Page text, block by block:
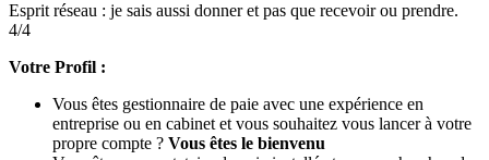
Esprit réseau : je sais aussi donner et pas que recevoir ou prendre.
4/4
Votre Profil :
Vous êtes gestionnaire de paie avec une expérience en
entreprise ou en cabinet et vous souhaitez vous lancer à votre
propre compte ? Vous êtes le bienvenu